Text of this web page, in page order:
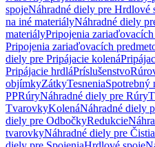
spojeNáhradné diely pre Hrdlové
na iné materiályNáhradné diely
materiályPripojenia
Pripojenia zariaďovacích
diely pre Pripájacie kolená
Pripájacie hrdláPríslušenstvo
objímkyZátkyTesneniaSpotrebný
PPRúryNáhradné diely pre Rúry
TvarovkyKolenáNáhradné diely
diely pre OdbočkyRedukcie
tvarovkyNáhradné diely pre